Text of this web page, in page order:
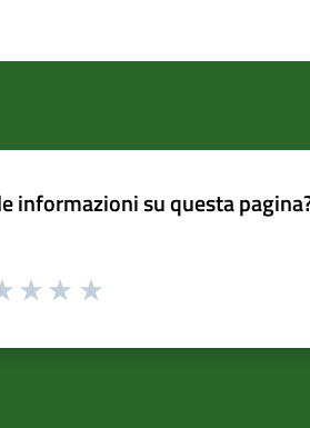
informazioni su questa